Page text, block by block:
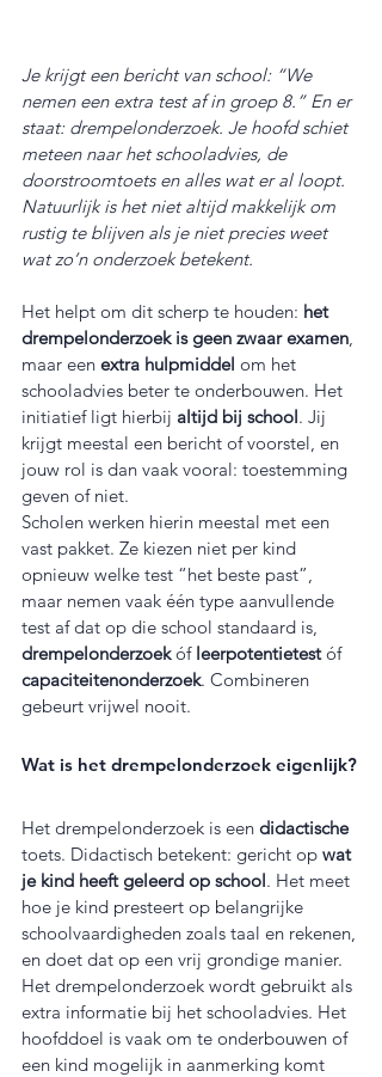
Je krijgt een bericht van school: “We
nemen een extra test af in groep 8.” En er
staat: drempelonderzoek. Je hoofd schiet
meteen naar het schooladvies, de
doorstroomtoets en alles wat er al loopt.
Natuurlijk is het niet altijd makkelijk om
rustig te blijven als je niet precies weet
wat zo’n onderzoek betekent.
Het helpt om dit scherp te houden: het
drempelonderzoek is geen zwaar examen,
maar een extra hulpmiddel om het
schooladvies beter te onderbouwen. Het
initiatief ligt hierbij altijd bij school. Jij
krijgt meestal een bericht of voorstel, en
jouw rol is dan vaak vooral: toestemming
geven of niet.
Scholen werken hierin meestal met een
vast pakket. Ze kiezen niet per kind
opnieuw welke test “het beste past”,
maar nemen vaak één type aanvullende
test af dat op die school standaard is,
drempelonderzoek óf leerpotentietest óf
capaciteitenonderzoek. Combineren
gebeurt vrijwel nooit.
Wat is het drempelonderzoek eigenlijk?
Het drempelonderzoek is een didactische
toets. Didactisch betekent: gericht op wat
je kind heeft geleerd op school. Het meet
hoe je kind presteert op belangrijke
schoolvaardigheden zoals taal en rekenen,
en doet dat op een vrij grondige manier.
Het drempelonderzoek wordt gebruikt als
extra informatie bij het schooladvies. Het
hoofddoel is vaak om te onderbouwen of
een kind mogelijk in aanmerking komt